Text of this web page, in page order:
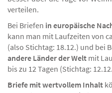
verteilen.
Bei Briefen in europäische
kann man mit Laufzeiten von
(also Stichtag: 18.12.) und bei
andere Länder der Welt mit
bis zu 12 Tagen (Stichtag:
Briefe mit wertvollem Inhalt